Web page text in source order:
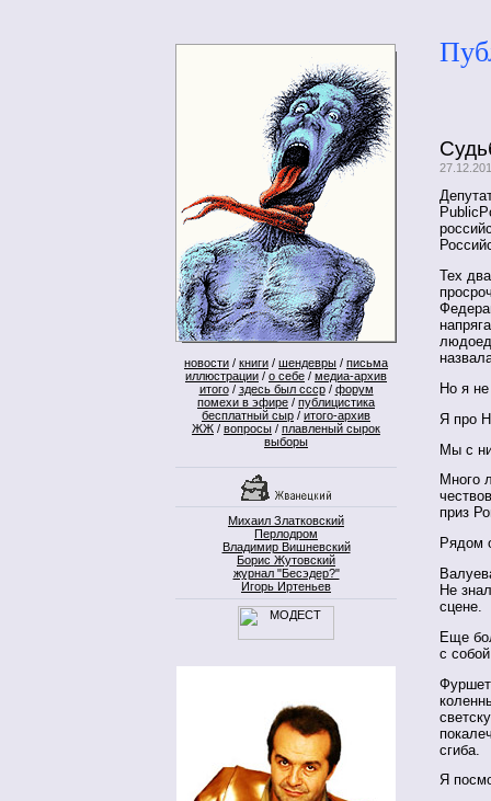
новости / книги / шендевры / письма
иллюстрации / о себе / медиа-архив
итого/ здесь был ссср/ форум
помехи в эфире / публицистика
бесплатный сыр / итого-архив
ЖЖ / вопросы / плавленый сырок
выборы
Михаил Златковский
Перлодром
Владимир Вишневский
Борис Жутовский
журнал "Бесэдер?"
Игорь Иртеньев
Тех
Но я
Я про
Мы с
Много
приз
Рядом
Не
сцене.
Еще
с
сгиба.
Я